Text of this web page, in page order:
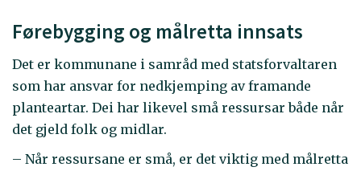
Førebygging og målretta innsats
Det er kommunane i samråd med statsforvaltaren
som har ansvar for nedkjemping av framande
planteartar. Dei har likevel små ressursar både når
det gjeld folk og midlar.
– Når ressursane er små, er det viktig med målretta